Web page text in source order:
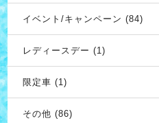
イベント/キャンペーン (84)
レディースデー (1)
限定車 (1)
その他 (86)